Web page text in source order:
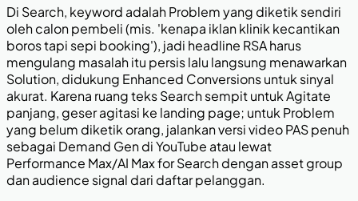
Di Search, keyword adalah Problem yang diketik sendiri
oleh calon pembeli (mis. 'kenapa iklan klinik kecantikan
boros tapi sepi booking'), jadi headline RSA harus
mengulang masalah itu persis lalu langsung menawarkan
Solution, didukung Enhanced Conversions untuk sinyal
akurat. Karena ruang teks Search sempit untuk Agitate
panjang, geser agitasi ke landing page; untuk Problem
yang belum diketik orang, jalankan versi video PAS penuh
sebagai Demand Gen di YouTube atau lewat
Performance Max/AI Max for Search dengan asset group
dan audience signal dari daftar pelanggan.